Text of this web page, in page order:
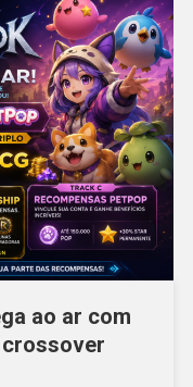
ao ar com
crossover